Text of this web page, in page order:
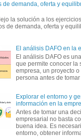
de demanda, oferta y
la solución a los
de demanda, oferta y
El análisis DAFO en la
El análisis DAFO es
que permite conocer la
empresa, un proyecto
persona antes de
Explorar el entorno y
información en la
Antes de tomar una
empresarial no basta
buena idea. Es
entorno, obtener